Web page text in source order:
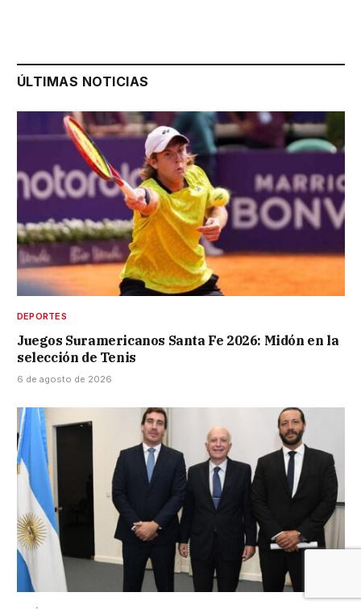
ÚLTIMAS NOTICIAS
DEPORTES
Juegos Suramericanos Santa Fe 2026: Midón en la
selección de Tenis
6 de agosto de 2026